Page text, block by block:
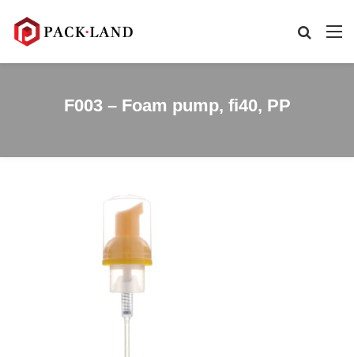
F003 – Foam pump, fi40, PP